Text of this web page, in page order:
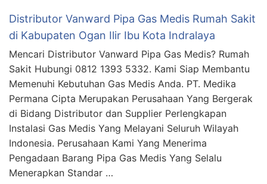
Distributor Vanward Pipa Gas Medis Rumah Sakit
di Kabupaten Ogan Ilir Ibu Kota Indralaya
Mencari Distributor Vanward Pipa Gas Medis? Rumah
Sakit Hubungi 0812 1393 5332. Kami Siap Membantu
Memenuhi Kebutuhan Gas Medis Anda. PT. Medika
Permana Cipta Merupakan Perusahaan Yang Bergerak
di Bidang Distributor dan Supplier Perlengkapan
Instalasi Gas Medis Yang Melayani Seluruh Wilayah
Indonesia. Perusahaan Kami Yang Menerima
Pengadaan Barang Pipa Gas Medis Yang Selalu
Menerapkan Standar …